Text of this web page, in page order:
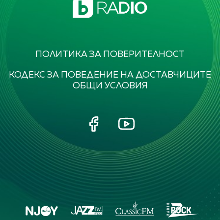
ПОЛИТИКА ЗА ПОВЕРИТЕЛНОСТ
КОДЕКС ЗА ПОВЕДЕНИЕ НА ДОСТАВЧИЦИТЕ
ОБЩИ УСЛОВИЯ